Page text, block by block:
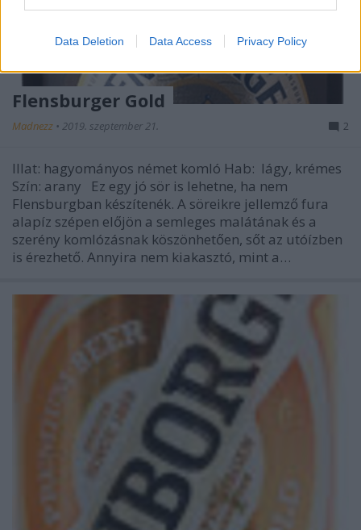
Data Deletion Data Access Privacy Policy
Flensburger Gold
Madnezz • 2019. szeptember 21. 2
Illat: hagyományos német komló Hab: lágy, krémes
Szín: arany Ez egy jó sör is lehetne, ha nem
Flensburgban készítenék. A söreikre jellemző fura
alapíz szépen előjön a semleges malátának és a
szerény komlózásnak köszönhetően, sőt az utóízben
is érezhető. Annyira nem kiakasztó, mint a…